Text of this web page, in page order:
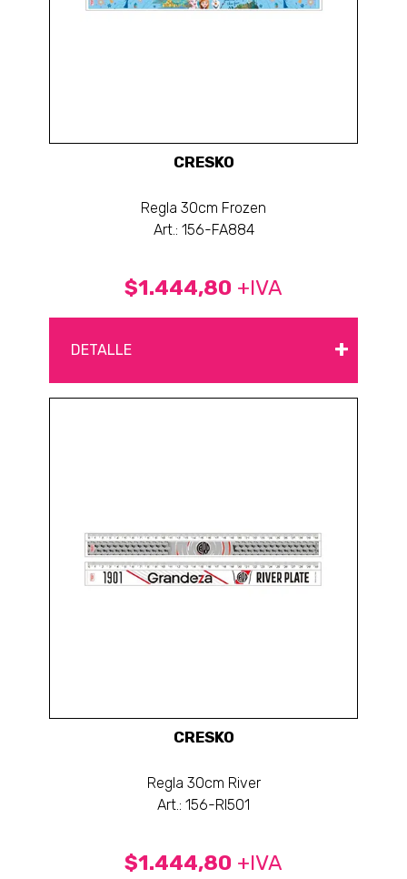
CRESKO
Regla 30cm Frozen
Art.: 156-FA884
$1.444,80 +IVA
DETALLE +
CRESKO
Regla 30cm River
Art.: 156-RI501
$1.444,80 +IVA